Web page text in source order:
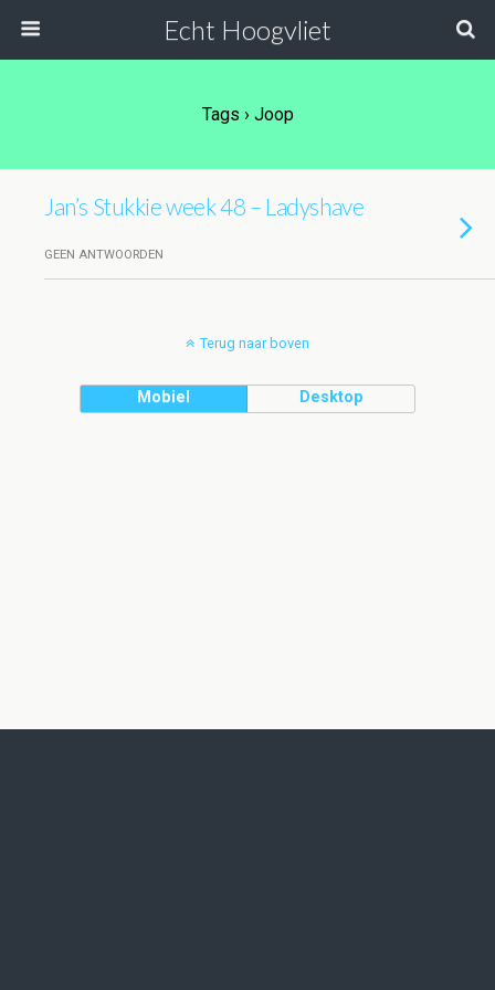
Echt Hoogvliet
Tags › Joop
Jan’s Stukkie week 48 – Ladyshave
GEEN ANTWOORDEN
Terug naar boven
Mobiel Desktop